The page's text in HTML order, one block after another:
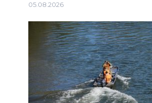
05.08.2026